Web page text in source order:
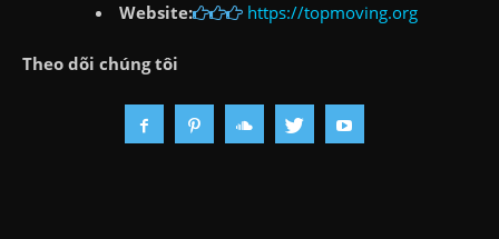
Website:
https://topmoving.org
Theo dõi chúng tôi